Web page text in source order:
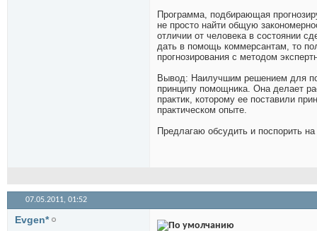
Программа, подбирающая
не просто найти общую
отличии от человека в состоянии
дать в помощь коммерсантам, то
прогнозирования с методом
Вывод: Наилучшим решением для
принципу помощника. Она делает
практик, которому ее поставили
практическом опыте.
Предлагаю обсудить и поспорить
07.05.2011, 01:52
Evgen*